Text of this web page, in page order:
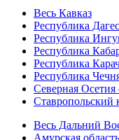
Весь Кавказ
Республика
Республика
Республика
Республика
Республика
Северная
Ставропольский
Весь Дальний
Амурская область